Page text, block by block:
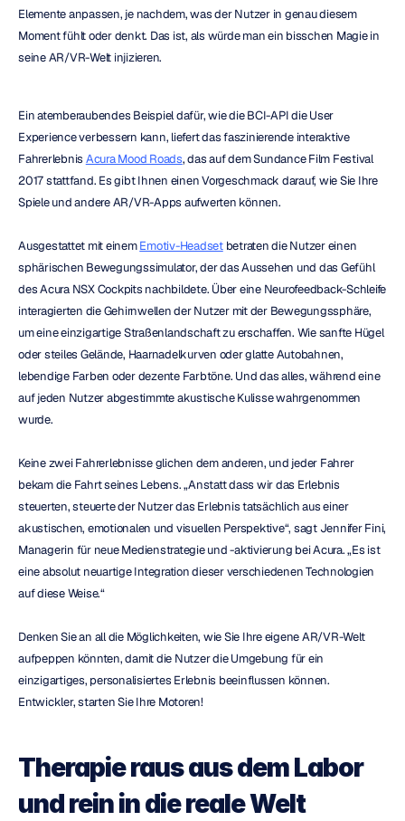
Elemente anpassen, je nachdem, was der Nutzer in genau diesem
Moment fühlt oder denkt. Das ist, als würde man ein bisschen Magie in
seine AR/VR-Welt injizieren.
Ein atemberaubendes Beispiel dafür, wie die BCI-API die User
Experience verbessern kann, liefert das faszinierende interaktive
Fahrerlebnis Acura Mood Roads, das auf dem Sundance Film Festival
2017 stattfand. Es gibt Ihnen einen Vorgeschmack darauf, wie Sie Ihre
Spiele und andere AR/VR-Apps aufwerten können.
Ausgestattet mit einem Emotiv-Headset betraten die Nutzer einen
sphärischen Bewegungssimulator, der das Aussehen und das Gefühl
des Acura NSX Cockpits nachbildete. Über eine Neurofeedback-Schleife
interagierten die Gehirnwellen der Nutzer mit der Bewegungssphäre,
um eine einzigartige Straßenlandschaft zu erschaffen. Wie sanfte Hügel
oder steiles Gelände, Haarnadelkurven oder glatte Autobahnen,
lebendige Farben oder dezente Farbtöne. Und das alles, während eine
auf jeden Nutzer abgestimmte akustische Kulisse wahrgenommen
wurde.
Keine zwei Fahrerlebnisse glichen dem anderen, und jeder Fahrer
bekam die Fahrt seines Lebens. „Anstatt dass wir das Erlebnis
steuerten, steuerte der Nutzer das Erlebnis tatsächlich aus einer
akustischen, emotionalen und visuellen Perspektive“, sagt Jennifer Fini,
Managerin für neue Medienstrategie und -aktivierung bei Acura. „Es ist
eine absolut neuartige Integration dieser verschiedenen Technologien
auf diese Weise.“
Denken Sie an all die Möglichkeiten, wie Sie Ihre eigene AR/VR-Welt
aufpeppen könnten, damit die Nutzer die Umgebung für ein
einzigartiges, personalisiertes Erlebnis beeinflussen können.
Entwickler, starten Sie Ihre Motoren!
Therapie raus aus dem Labor
und rein in die reale Welt